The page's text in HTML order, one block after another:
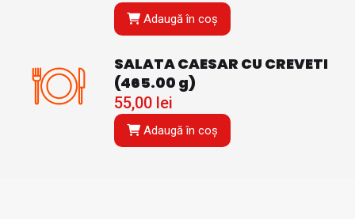
Adaugă în coș
SALATA CAESAR CU CREVETI
(465.00 g)
55,00 lei
Adaugă în coș